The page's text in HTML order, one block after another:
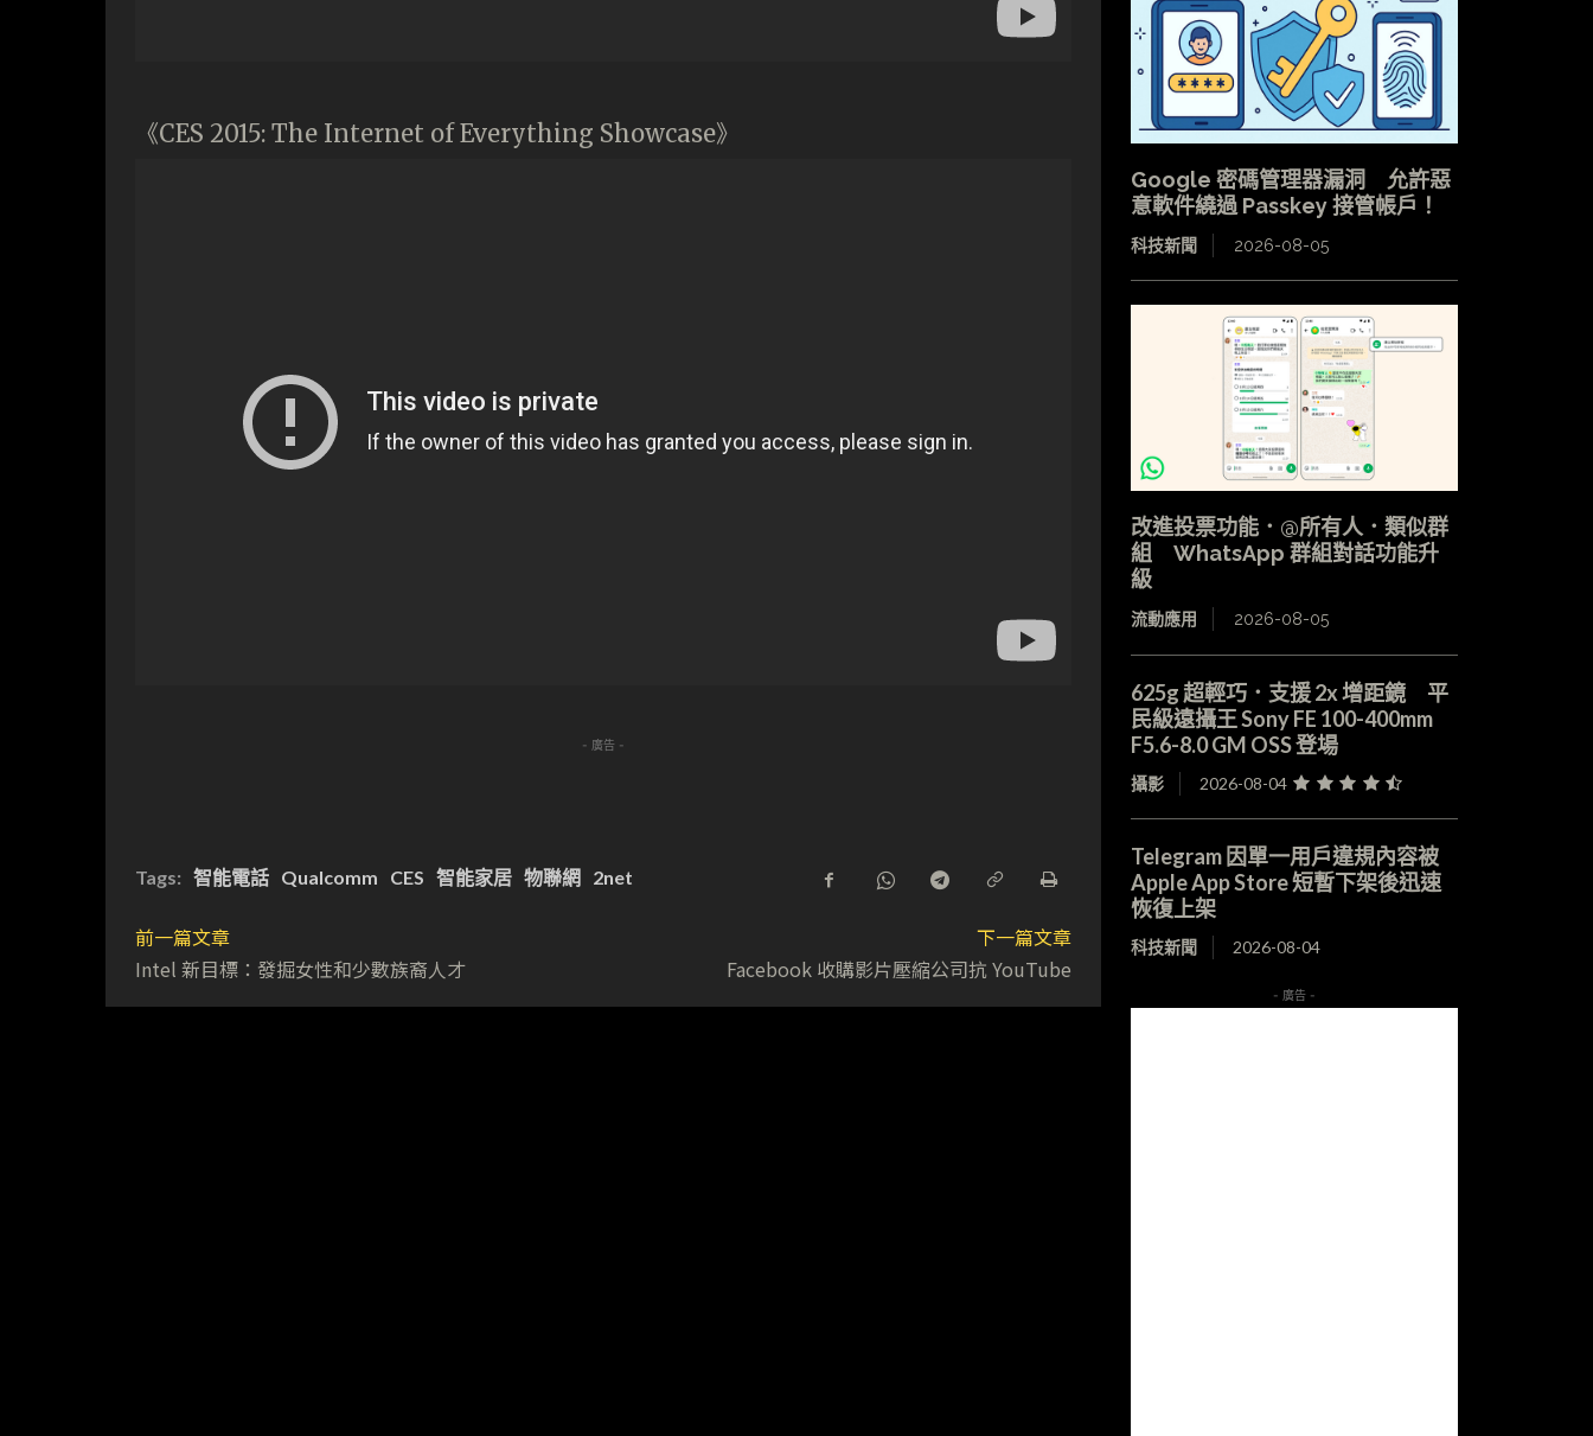
《CES 2015: The Internet of Everything Showcase》
- 廣告 -
Tags: 智能電話 Qualcomm CES 智能家居 物聯網 2net
前一篇文章
Intel 新目標：發掘女性和少數族裔人才
下一篇文章
Facebook 收購影片壓縮公司抗 YouTube
Google 密碼管理器漏洞 允許惡
意軟件繞過 Passkey 接管帳戶！
科技新聞 2026-08-05
改進投票功能．@所有人．類似群
組 WhatsApp 群組對話功能升
級
流動應用 2026-08-05
625g 超輕巧．支援 2x 增距鏡 平
民級遠攝王 Sony FE 100-400mm
F5.6-8.0 GM OSS 登場
攝影 2026-08-04
Telegram 因單一用戶違規內容被
Apple App Store 短暫下架後迅速
恢復上架
科技新聞 2026-08-04
- 廣告 -